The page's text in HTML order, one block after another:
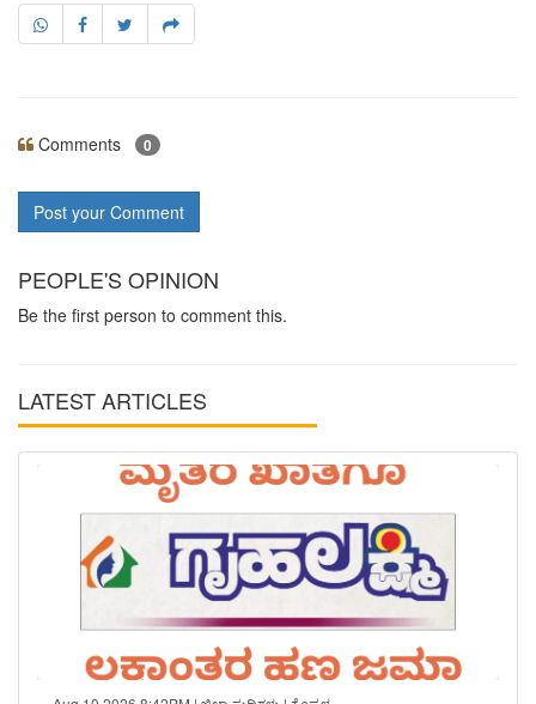
Comments 0
Post your Comment
PEOPLE'S OPINION
Be the first person to comment this.
LATEST ARTICLES